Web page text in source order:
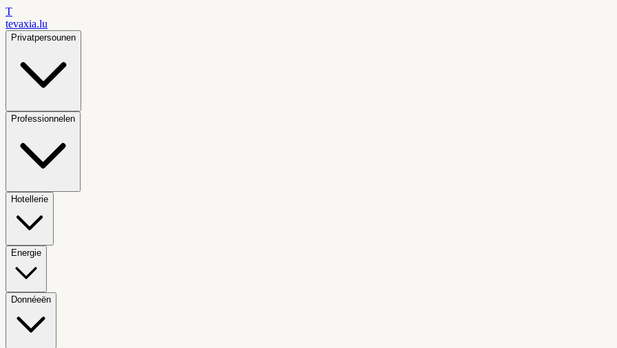
T
tevaxia.lu
Privatpersounen
Professionnelen
Hotellerie
Energie
Donnéeën